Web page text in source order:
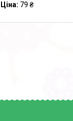
Ціна: 79 ₴